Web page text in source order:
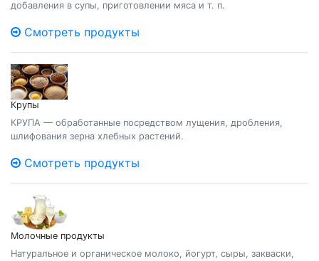
добавления в супы, приготовлении мяса и т. п.
Смотреть продукты
Крупы
КРУПА — обработанные посредством лущения, дробления,
шлифования зерна хлебных растений.
Смотреть продукты
Молочные продукты
Натуральное и органическое молоко, йогурт, сыры, закваски,